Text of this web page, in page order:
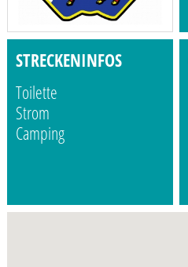
STRECKENINFOS
Toilette
Strom
Camping